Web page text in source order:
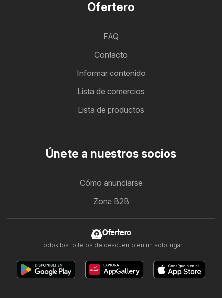
Ofertero
FAQ
Contacto
Informar contenido
Lista de comercios
Lista de productos
Únete a nuestros socios
Cómo anunciarse
Zona B2B
Ofertero
Todos los folletos de descuento en un solo lugar